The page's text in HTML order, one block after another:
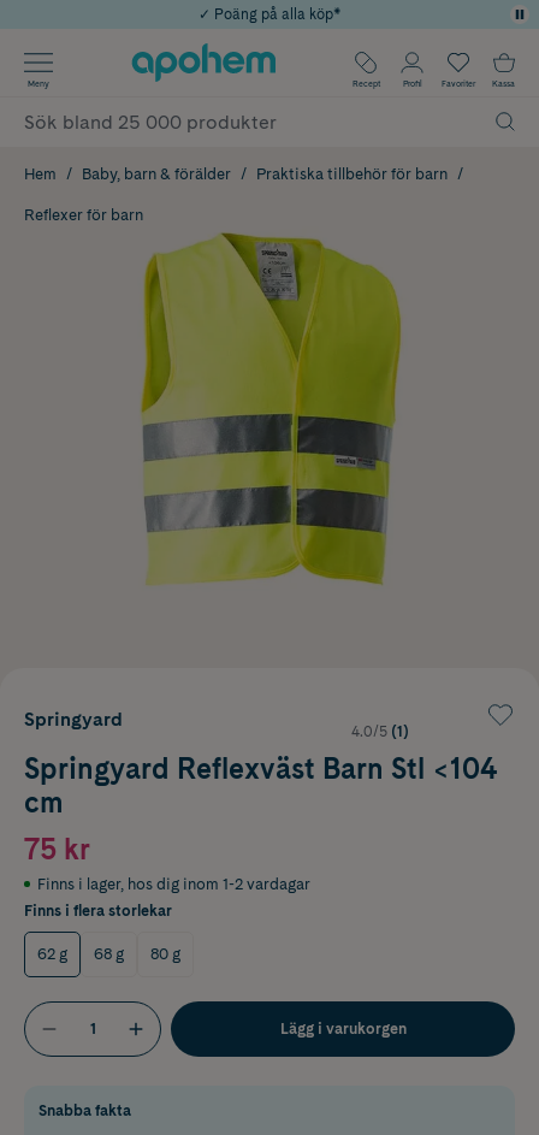
Årets Butik 2025 inom Skönhet
Använd kod: SOMMAR20 för 20% över 649kr
✓ Rådgivning från farmaceuter & hudterapeuter
✓ Poäng på alla köp*
Meny Recept Profil Favoriter Kassa
Hem Baby, barn & förälder Praktiska tillbehör för barn
Reflexer för barn
Springyard
4.0/5 (1)
Springyard Reflexväst Barn Stl <104
cm
75 kr
Finns i lager, hos dig inom 1-2 vardagar
Finns i flera storlekar
62 g 68 g 80 g
Lägg i varukorgen
Snabba fakta